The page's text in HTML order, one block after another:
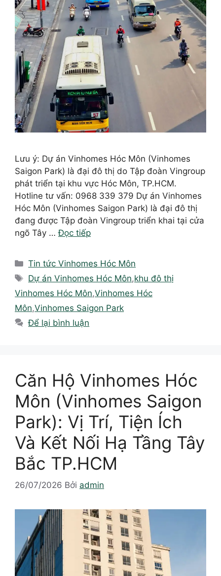
Lưu ý: Dự án Vinhomes Hóc Môn (Vinhomes
Saigon Park) là đại đô thị do Tập đoàn Vingroup
phát triển tại khu vực Hóc Môn, TP.HCM.
Hotline tư vấn: 0968 339 379 Dự án Vinhomes
Hóc Môn (Vinhomes Saigon Park) là đại đô thị
đang được Tập đoàn Vingroup triển khai tại cửa
ngõ Tây …Đọc tiếp
Danh
mục
Tin tức Vinhomes Hóc Môn
Thẻ
Dự án Vinhomes Hóc Môn,khu đô thị
Vinhomes Hóc Môn,Vinhomes Hóc
Môn,Vinhomes Saigon Park
Để lại bình luận
Căn Hộ Vinhomes Hóc
Môn (Vinhomes Saigon
Park): Vị Trí, Tiện Ích
Và Kết Nối Hạ Tầng Tây
Bắc TP.HCM
26/07/2026 Bởi admin